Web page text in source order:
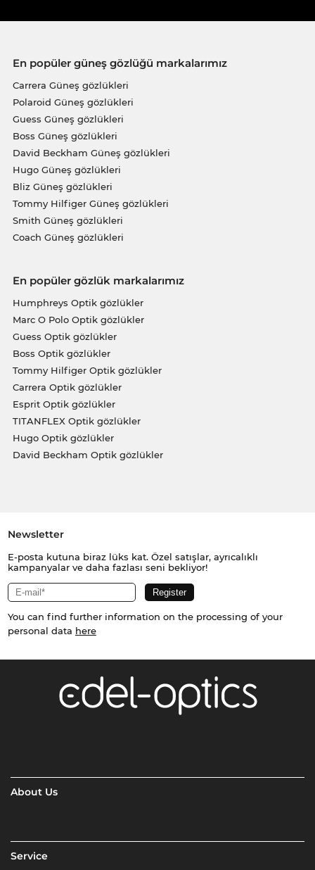
En popüler güneş gözlüğü markalarımız
Carrera Güneş gözlükleri
Polaroid Güneş gözlükleri
Guess Güneş gözlükleri
Boss Güneş gözlükleri
David Beckham Güneş gözlükleri
Hugo Güneş gözlükleri
Bliz Güneş gözlükleri
Tommy Hilfiger Güneş gözlükleri
Smith Güneş gözlükleri
Coach Güneş gözlükleri
En popüler gözlük markalarımız
Humphreys Optik gözlükler
Marc O Polo Optik gözlükler
Guess Optik gözlükler
Boss Optik gözlükler
Tommy Hilfiger Optik gözlükler
Carrera Optik gözlükler
Esprit Optik gözlükler
TITANFLEX Optik gözlükler
Hugo Optik gözlükler
David Beckham Optik gözlükler
Newsletter
E-posta kutuna biraz lüks kat. Özel satışlar, ayrıcalıklı
kampanyalar ve daha fazlası seni bekliyor!
You can find further information on the processing of your
personal data here
About Us
Service